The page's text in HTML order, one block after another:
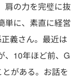
肩の力を完璧に抜
単に、素直に経営
義さん。最近は
、10年ほど前、G
がある。お話を